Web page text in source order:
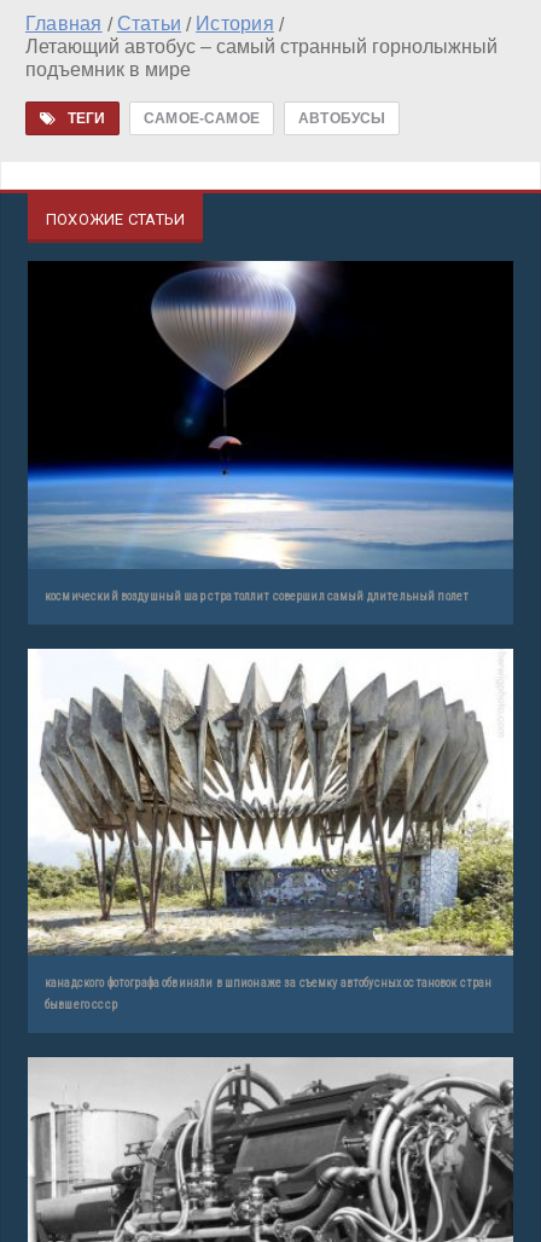
Главная / Статьи / История /
Летающий автобус – самый странный горнолыжный
подъемник в мире
ТЕГИ САМОЕ-САМОЕ АВТОБУСЫ
ПОХОЖИЕ СТАТЬИ
космический воздушный шар стратоллит совершил самый длительный полет
канадского фотографа обвиняли в шпионаже за съемку автобусных остановок стран
бывшего ссср